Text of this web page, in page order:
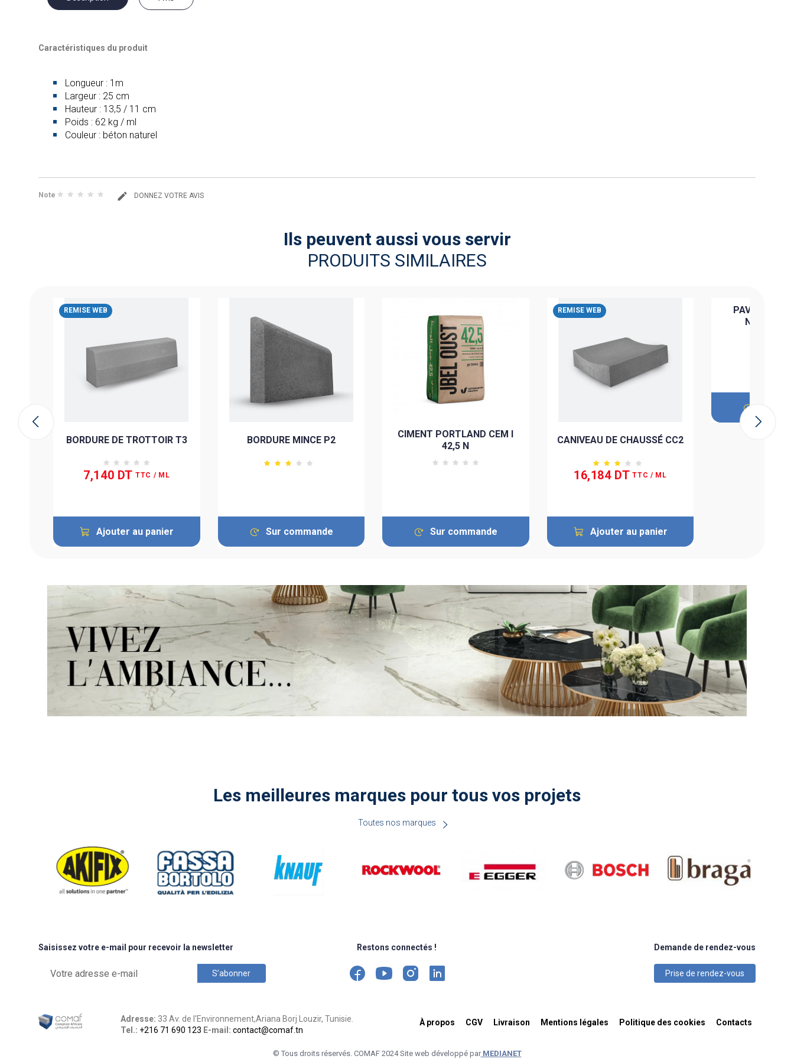
Caractéristiques du produit
Longueur : 1m
Largeur : 25 cm
Hauteur : 13,5 / 11 cm
Poids : 62 kg / ml
Couleur : béton naturel
Note DONNEZ VOTRE AVIS
Ils peuvent aussi vous servir
PRODUITS SIMILAIRES
REMISE WEB
BORDURE DE TROTTOIR T3
7,140 DT TTC / ML
Ajouter au panier
BORDURE MINCE P2
Sur commande
CIMENT PORTLAND CEM I
42,5 N
Sur commande
REMISE WEB
CANIVEAU DE CHAUSSÉ CC2
16,184 DT TTC / ML
Ajouter au panier
PAVÉ
NEAPOLIS
Les meilleures marques pour tous vos projets
Toutes nos marques
Saisissez votre e-mail pour recevoir la newsletter Restons connectés ! Demande de rendez-vous
Prise de rendez-vous
Adresse: 33 Av. de l'Environnement,Ariana Borj Louzir, Tunisie.
Tel.: +216 71 690 123 E-mail: contact@comaf.tn
À propos CGV Livraison Mentions légales Politique des cookies Contacts
© Tous droits réservés. COMAF 2024 Site web développé parMEDIANET